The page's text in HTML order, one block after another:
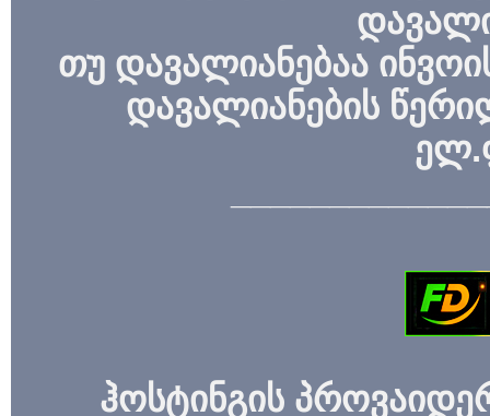
თუ დავალიანებაა
დავალიანების
ჰოსტინგის